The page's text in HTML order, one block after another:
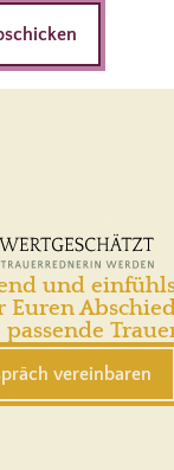
und
Euren
vereinbaren